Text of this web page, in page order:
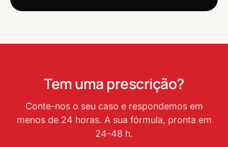
Tem uma prescrição?
Conte-nos o seu caso e respondemos em
menos de 24 horas. A sua fórmula, pronta em
24-48 h.